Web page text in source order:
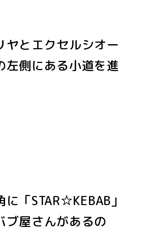
とエクセルシオー
左側にある小道を進
「STAR☆KEBAB」
ブ屋さんがあるの